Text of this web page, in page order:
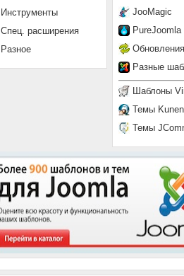
JooMagic
PureJoomla
Разные
Шаблоны
Темы
Темы
Инструменты
Спец. расширения
Разное